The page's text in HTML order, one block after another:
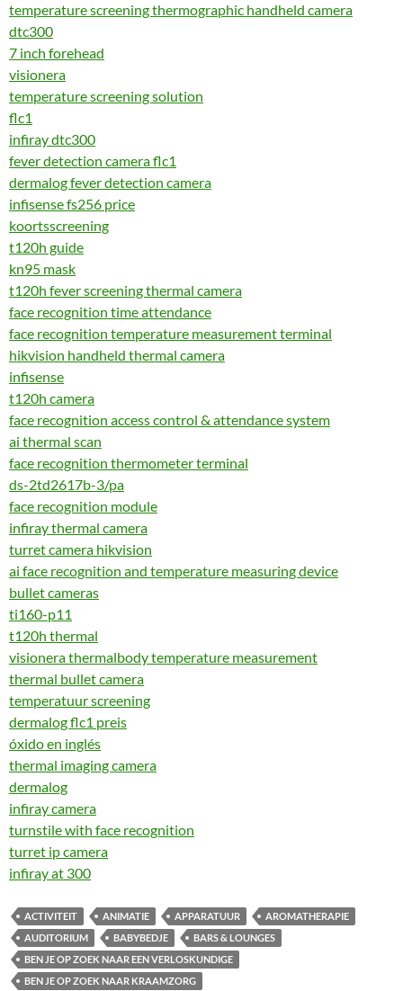
temperature screening thermographic handheld camera
dtc300
7 inch forehead
visionera
temperature screening solution
flc1
infiray dtc300
fever detection camera flc1
dermalog fever detection camera
infisense fs256 price
koortsscreening
t120h guide
kn95 mask
t120h fever screening thermal camera
face recognition time attendance
face recognition temperature measurement terminal
hikvision handheld thermal camera
infisense
t120h camera
face recognition access control & attendance system
ai thermal scan
face recognition thermometer terminal
ds-2td2617b-3/pa
face recognition module
infiray thermal camera
turret camera hikvision
ai face recognition and temperature measuring device
bullet cameras
ti160-p11
t120h thermal
visionera thermalbody temperature measurement
thermal bullet camera
temperatuur screening
dermalog flc1 preis
óxido en inglés
thermal imaging camera
dermalog
infiray camera
turnstile with face recognition
turret ip camera
infiray at 300
ACTIVITEIT ANIMATIE APPARATUUR
AROMATHERAPIE
AUDITORIUM
BABYBEDJE
BARS & LOUNGES
BEN JE OP ZOEK NAAR EEN VERLOSKUNDIGE
BEN JE OP ZOEK NAAR KRAAMZORG